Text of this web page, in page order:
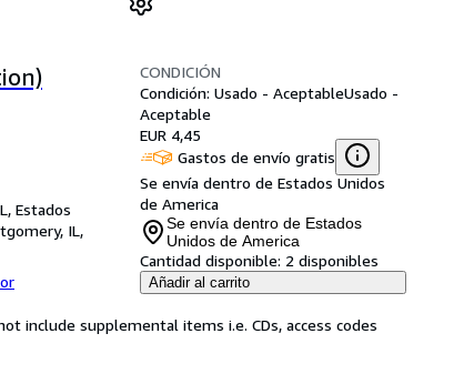
Estados
IL,
CONDICIÓN
Condición: Usado - AceptableUsado -
Aceptable
EUR 4,45
Gastos de envío gratis
Se envía dentro de Estados Unidos
de America
Se envía dentro de Estados
Unidos de America
Cantidad disponible: 2 disponibles
Añadir al carrito
include supplemental items i.e. CDs, access codes